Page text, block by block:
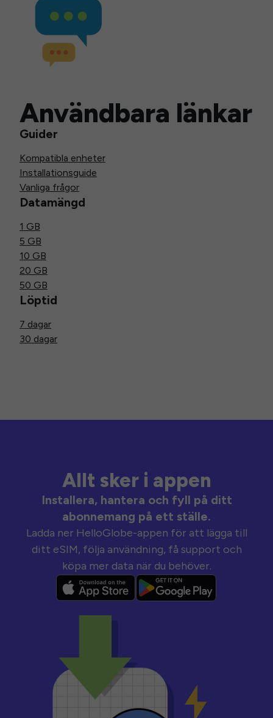
Användbara länkar
Guider
Kompatibla enheter
Installationsguide
Vanliga frågor
Datamängd
1 GB
5 GB
10 GB
20 GB
50 GB
Löptid
7 dagar
30 dagar
Allt sker i appen
Installera, hantera och fyll på ditt
abonnemang på ett ställe.
Ladda ner HelloGlobe-appen för att lägga till
ditt eSIM, följa användning, få support och
köpa mer data när du behöver.